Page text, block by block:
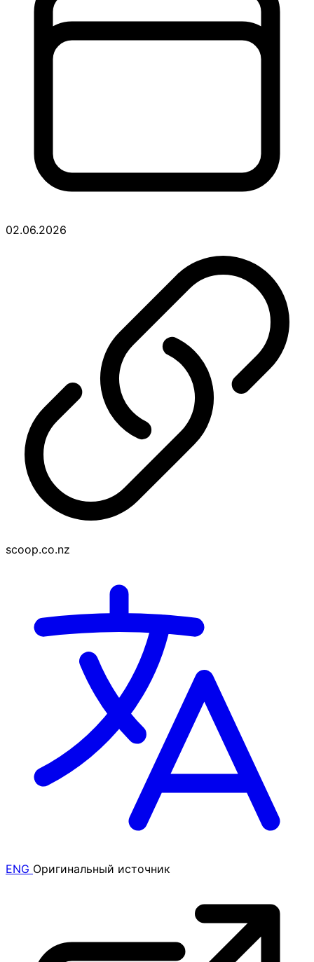
02.06.2026
scoop.co.nz
ENG Оригинальный источник